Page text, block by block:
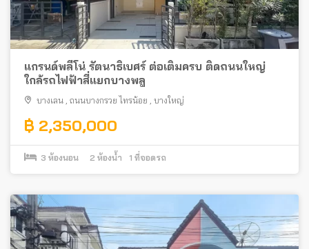
แกรนด์พลีโน่ รัตนาธิเบศร์ ต่อเติมครบ ติดถนนใหญ่
ใกล้รถไฟฟ้าสี่แยกบางพลู
บางเลน ถนนบางกรวย ไทรน้อย บางใหญ่
฿ 2,350,000
3 ห้องนอน 2 ห้องน้ำ 1 ที่จอดรถ